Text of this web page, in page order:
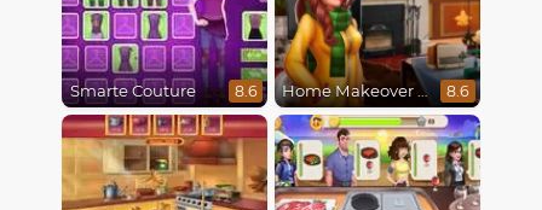
Smarte Couture 8.6 Home Makeover 2 Hidden Object 8.6